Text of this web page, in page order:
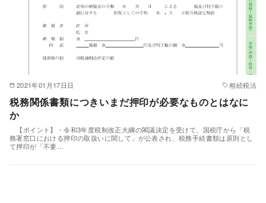
2021年01月17日日 相続税法
税務関係書類につきいまだ押印が必要なものとはなに
か
【ポイント】・令和3年度税制改正大綱の閣議決定を受けて、国税庁から「税
務署窓口における押印の取扱いに関して」が公表され、税務手続書類は原則とし
て押印が「不要…